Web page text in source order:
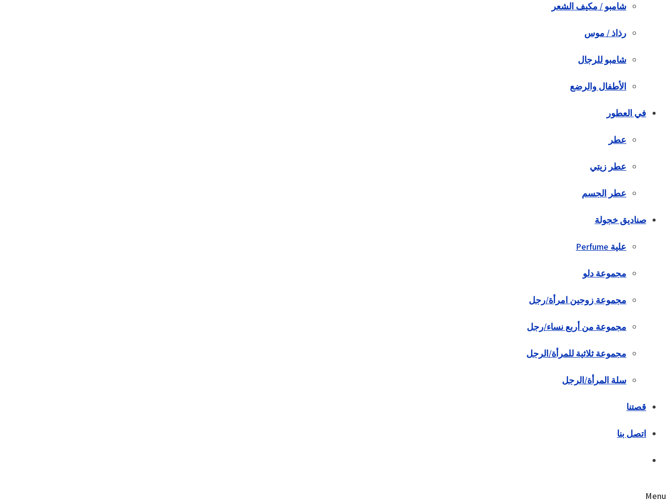
شامبو / مكيف الشعر
رذاذ / موس
شامبو للرجال
الأطفال والرضع
في العطور
عطر
عطر زيتي
عطر الجسم
صناديق خجولة
علية Perfume
مجموعة دلو
مجموعة زوجين امرأة/رجل
مجموعة من أربع نساء/رجل
مجموعة ثلاثية للمرأة/الرجل
سلة المرأة/الرجل
قصتنا
اتصل بنا
Menu